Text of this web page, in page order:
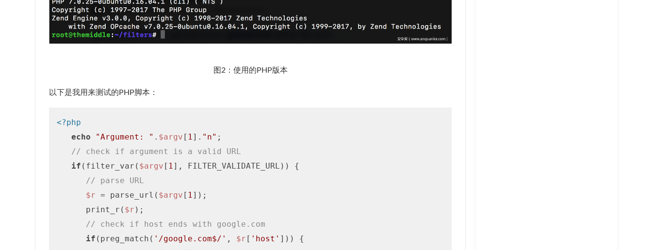
图2：使用的PHP版本
以下是我用来测试的PHP脚本：
<?php
echo
"Argument: " . $argv [ 1 ]. "n" ;
// check if argument is a valid URL
if (filter_var( $argv [ 1 ], FILTER_VALIDATE_URL)) {
// parse URL
$r = parse_url( $argv [ 1 ]);
      print_r(
$r );
// check if host ends with google.com
if (preg_match( '/google.com$/' , $r [ 'host' ])) {